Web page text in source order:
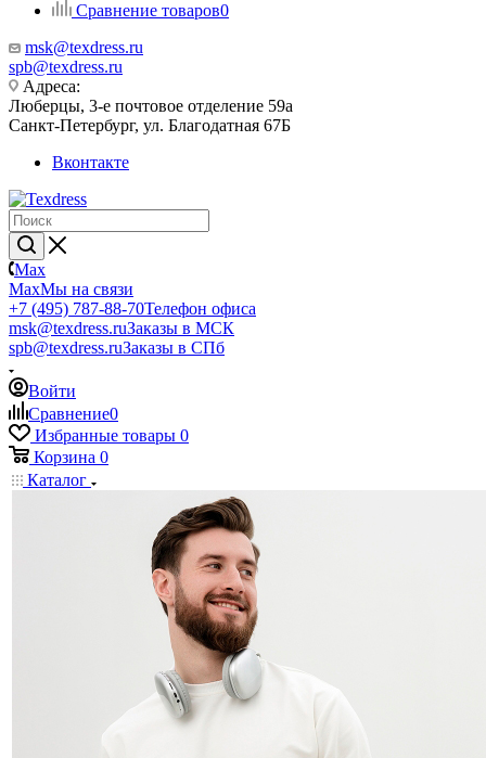
Сравнение товаров0
msk@texdress.ru
spb@texdress.ru
Адреса:
Люберцы, 3-е почтовое отделение 59а
Санкт-Петербург, ул. Благодатная 67Б
Вконтакте
Max
MaxМы на связи
+7 (495) 787-88-70Телефон офиса
msk@texdress.ruЗаказы в МСК
spb@texdress.ruЗаказы в СПб
Войти
Сравнение0
Избранные товары 0
Корзина 0
Каталог